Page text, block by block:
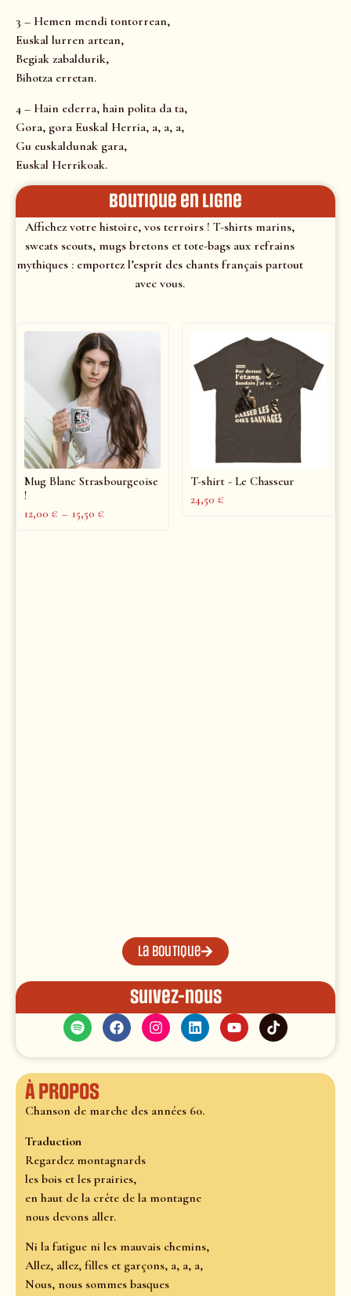
3 – Hemen mendi tontorrean,
Euskal lurren artean,
Begiak zabaldurik,
Bihotza erretan.
4 – Hain ederra, hain polita da ta,
Gora, gora Euskal Herria, a, a, a,
Gu euskaldunak gara,
Euskal Herrikoak.
Boutique en ligne
Affichez votre histoire, vos terroirs ! T-shirts marins,
sweats scouts, mugs bretons et tote-bags aux refrains
mythiques : emportez l’esprit des chants français partout
avec vous.
Mug Blanc Strasbourgeoise
!
12,00 € – 15,50 €
T-shirt - Le Chasseur
24,50 €
La boutique
Suivez-nous
À propos
Chanson de marche des années 60.
Traduction
Regardez montagnards
les bois et les prairies,
en haut de la crête de la montagne
nous devons aller.
Ni la fatigue ni les mauvais chemins,
Allez, allez, filles et garçons, a, a, a,
Nous, nous sommes basques